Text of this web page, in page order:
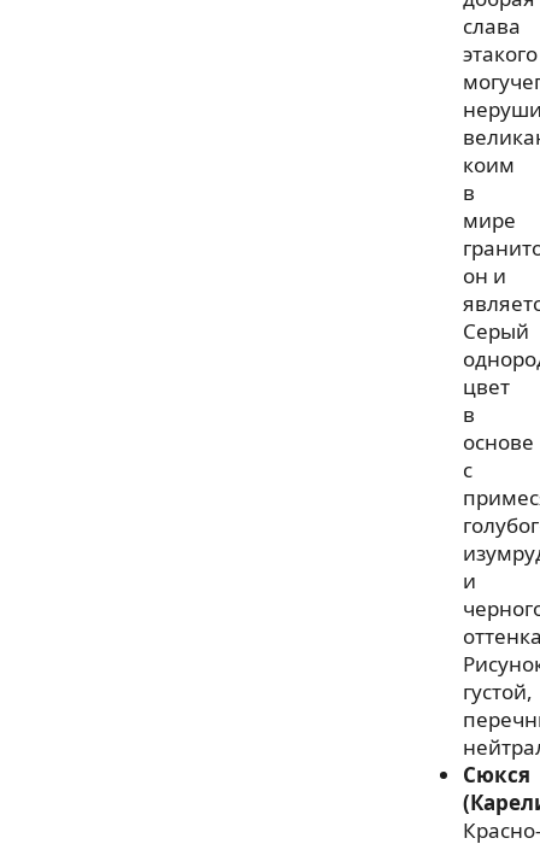
слава
этакого
коим
в
мире
он и
Серый
цвет
в
основе
с
и
густой,
Сюкся
Красно-